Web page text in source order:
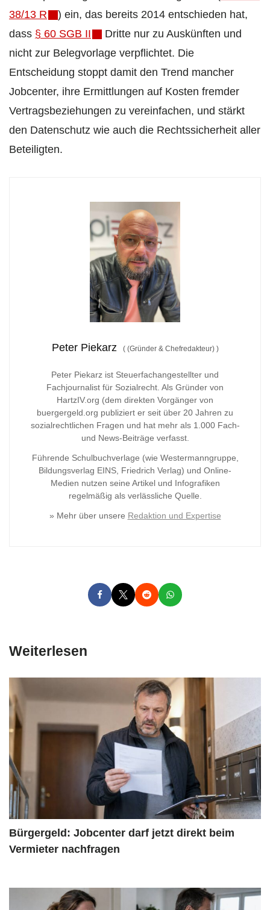
38/13 R
) ein, das bereits 2014 entschieden hat,
dass § 60 SGB II
Dritte nur zu Auskünften und
nicht zur Belegvorlage verpflichtet. Die
Entscheidung stoppt damit den Trend mancher
Jobcenter, ihre Ermittlungen auf Kosten fremder
Vertrags­beziehungen zu vereinfachen, und stärkt
den Datenschutz wie auch die Rechtssicherheit aller
Beteiligten.
Peter Piekarz ((Gründer & Chefredakteur) )
Peter Piekarz ist Steuerfachangestellter und
Fachjournalist für Sozialrecht. Als Gründer von
HartzIV.org (dem direkten Vorgänger von
buergergeld.org publiziert er seit über 20 Jahren zu
sozialrechtlichen Fragen und hat mehr als 1.000 Fach-
und News-Beiträge verfasst.
Führende Schulbuchverlage (wie Westermanngruppe,
Bildungsverlag EINS, Friedrich Verlag) und Online-
Medien nutzen seine Artikel und Infografiken
regelmäßig als verlässliche Quelle.
» Mehr über unsere Redaktion und Expertise
Weiterlesen
Bürgergeld: Jobcenter darf jetzt direkt beim
Vermieter nachfragen